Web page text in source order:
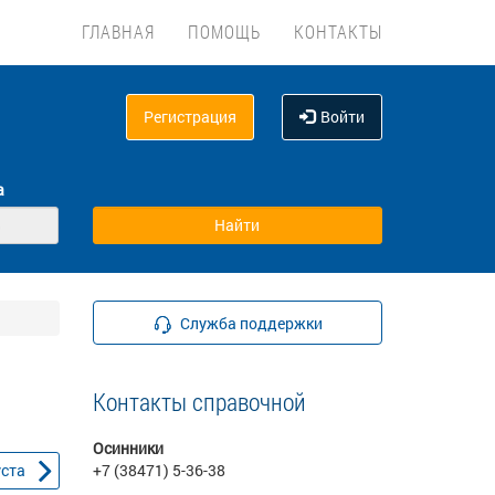
ГЛАВНАЯ ПОМОЩЬ КОНТАКТЫ
Регистрация Войти
Служба поддержки
Контакты справочной
Осинники
+7 (38471) 5-36-38